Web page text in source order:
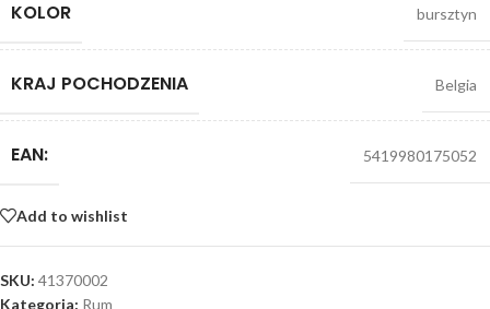
KOLOR bursztyn
KRAJ POCHODZENIA Belgia
EAN: 5419980175052
Add to wishlist
SKU: 41370002
Kategoria: Rum